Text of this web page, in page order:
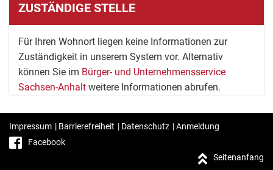
ZUSTÄNDIGE STELLE
Für Ihren Wohnort liegen keine Informationen zur
Zuständigkeit in unserem System vor. Alternativ
können Sie im Bürger- und Unternehmensservice
Sachsen-Anhalt weitere Informationen abrufen.
Impressum | Barrierefreiheit | Datenschutz |Anmeldung
Facebook
Seitenanfang